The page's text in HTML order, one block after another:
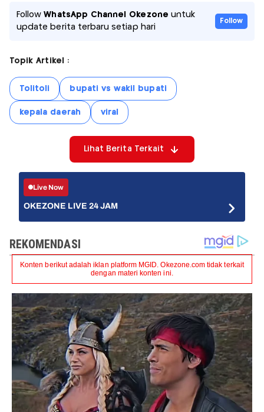
FollowWhatsApp Channel Okezone untuk
update berita terbaru setiap hari
Follow
Topik Artikel :
Tolitoli bupati vs wakil bupati
kepala daerah viral
Lihat Berita Terkait
Live Now
OKEZONE LIVE 24 JAM